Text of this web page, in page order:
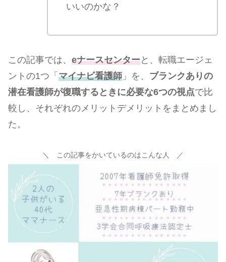
いいのかな？
この記事では、 eナースセンターと、転職エージェ
ントの1つ「 マイナビ看護師 」を、 ブランクありの
潜在看護師が復職するときに必要な6つの視点で比
較し、それぞれのメリットデメリットをまとめまし
た。
＼ この記事をかいているのはこんな人 ／